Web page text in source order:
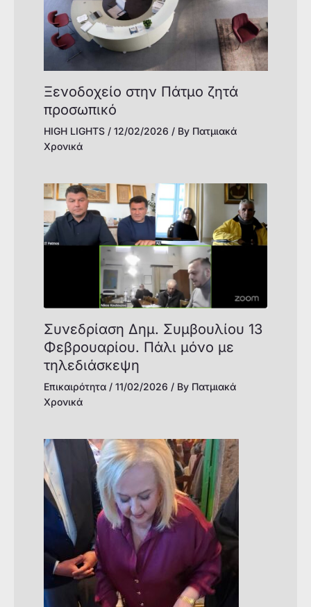
Ξενοδοχείο στην Πάτμο ζητά
προσωπικό
HIGH LIGHTS/ 12/02/2026 / By Πατμιακά
Χρονικά
Συνεδρίαση Δημ. Συμβουλίου 13
Φεβρουαρίου. Πάλι μόνο με
τηλεδιάσκεψη
Επικαιρότητα/ 11/02/2026 / By Πατμιακά
Χρονικά